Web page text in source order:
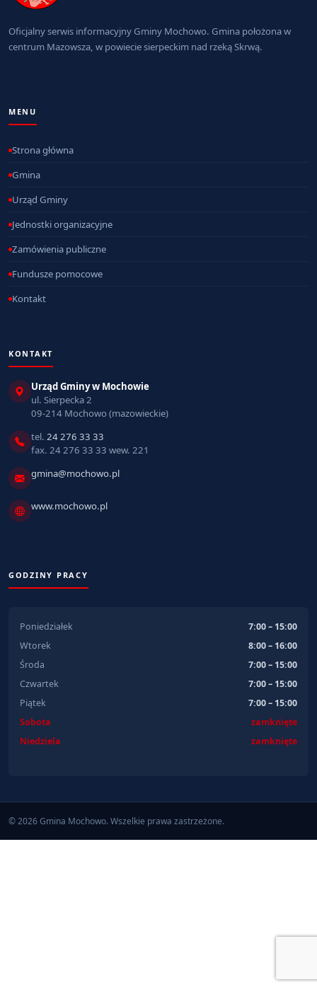
Oficjalny serwis informacyjny Gminy Mochowo. Gmina położona w
centrum Mazowsza, w powiecie sierpeckim nad rzeką Skrwą.
MENU
Strona główna
Gmina
Urząd Gminy
Jednostki organizacyjne
Zamówienia publiczne
Fundusze pomocowe
Kontakt
KONTAKT
Urząd Gminy w Mochowie
ul. Sierpecka 2
09-214 Mochowo (mazowieckie)
tel. 24 276 33 33
fax. 24 276 33 33 wew. 221
gmina@mochowo.pl
www.mochowo.pl
GODZINY PRACY
Poniedziałek
7:00 – 15:00
Wtorek
8:00 – 16:00
Środa
7:00 – 15:00
Czwartek
7:00 – 15:00
Piątek
7:00 – 15:00
Sobota
zamknięte
Niedziela
zamknięte
© 2026 Gmina Mochowo. Wszelkie prawa zastrzeżone.